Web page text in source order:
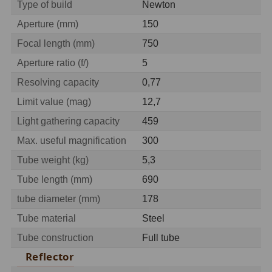
Hβ4
SII
Planetární
Proti světelnému znečištění
AstroFoto284
Planetární kamery
Guiding kamery
T-kroužky16
Adaptéry projekční
Type of build
Newton
Aperture (mm)
150
Focal length (mm)
750
Aperture ratio (f/)
5
Resolving capacity
0,77
Limit value (mag)
12,7
Light gathering capacity
459
Max. useful magnification
300
Tube weight (kg)
5,3
Tube length (mm)
690
tube diameter (mm)
178
Tube material
Steel
Tube construction
Full tube
Reflector